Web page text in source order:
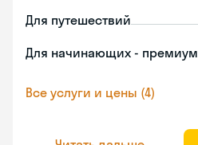
Для путешествий
Для начинающих - премиум
Все услуги и цены (4)